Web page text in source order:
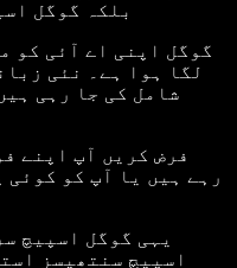
گوگل اپنی اے آئی کو
لگا ہوا ہے۔ نئی
شامل کی جا رہی
فرض کریں آپ اپنے
رہے ہیں یا آپ کو کوئی
یہی گوگل اسپیچ
اسپیچ سنتھیسز